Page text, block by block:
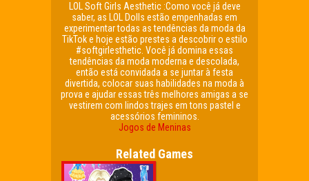
LOL Soft Girls Aesthetic :Como você já deve
saber, as LOL Dolls estão empenhadas em
experimentar todas as tendências da moda da
TikTok e hoje estão prestes a descobrir o estilo
#softgirlesthetic. Você já domina essas
tendências da moda moderna e descolada,
então está convidada a se juntar à festa
divertida, colocar suas habilidades na moda à
prova e ajudar essas três melhores amigas a se
vestirem com lindos trajes em tons pastel e
acessórios femininos.
Jogos de Meninas
Related Games